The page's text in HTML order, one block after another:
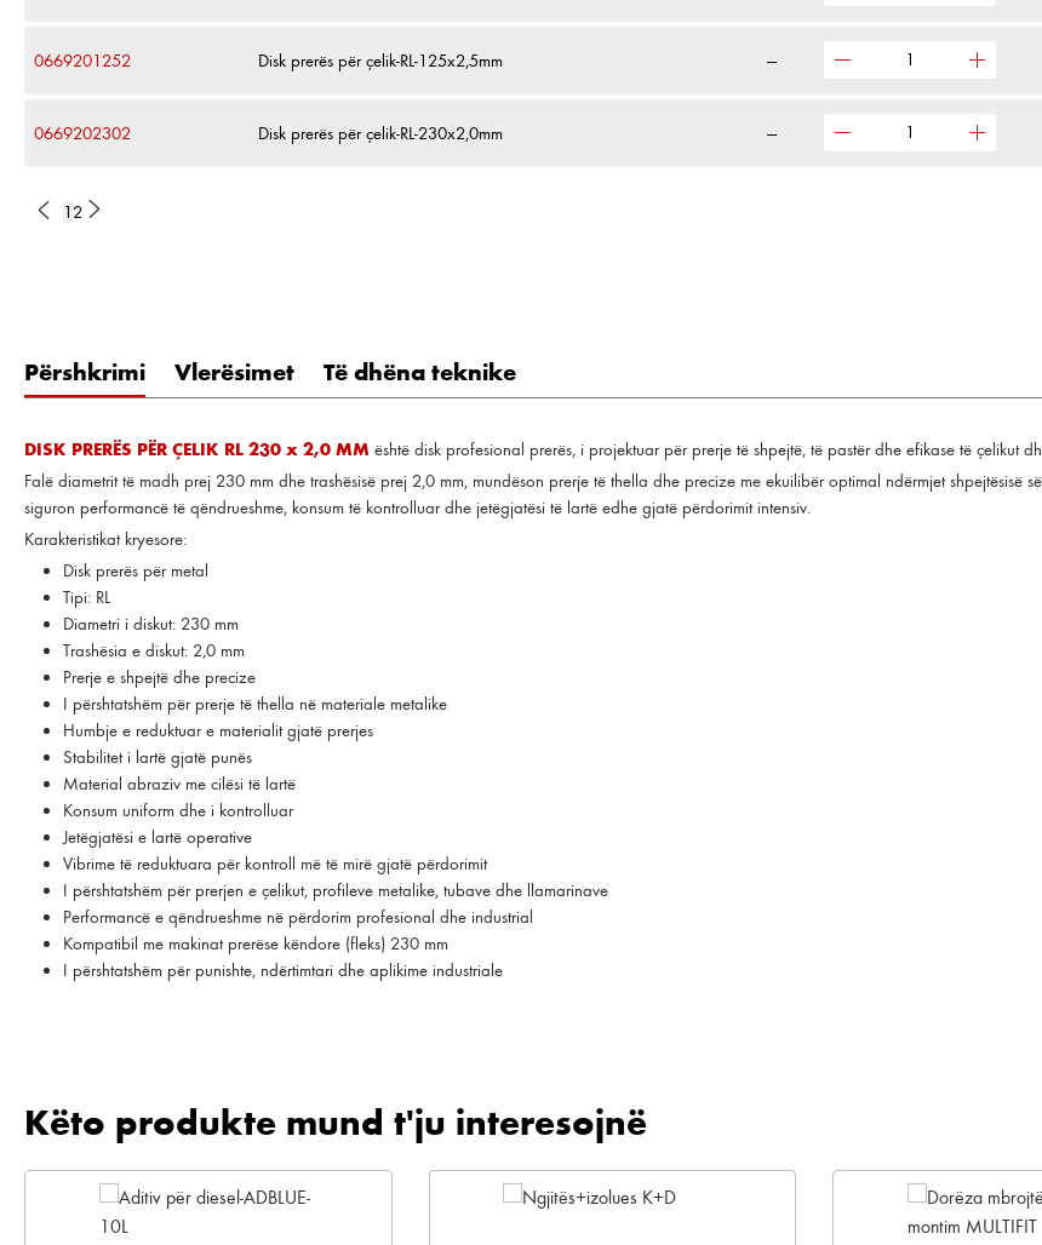
0669201252 Disk prerës për çelik-RL-125x2,5mm —
0669202302 Disk prerës për çelik-RL-230x2,0mm —
1 2
Përshkrimi Vlerësimet Të dhëna teknike
DISK PRERËS PËR ÇELIK RL 230 x 2,0 MM është disk profesional prerës, i projektuar për prerje të shpejtë, të pastër dhe efikase të çelikut
Falë diametrit të madh prej 230 mm dhe trashësisë prej 2,0 mm, mundëson prerje të thella dhe precize me ekuilibër optimal ndërmjet shpejtësisë
siguron performancë të qëndrueshme, konsum të kontrolluar dhe jetëgjatësi të lartë edhe gjatë përdorimit intensiv.
Karakteristikat kryesore:
Disk prerës për metal
Tipi: RL
Diametri i diskut: 230 mm
Trashësia e diskut: 2,0 mm
Prerje e shpejtë dhe precize
I përshtatshëm për prerje të thella në materiale metalike
Humbje e reduktuar e materialit gjatë prerjes
Stabilitet i lartë gjatë punës
Material abraziv me cilësi të lartë
Konsum uniform dhe i kontrolluar
Jetëgjatësi e lartë operative
Vibrime të reduktuara për kontroll më të mirë gjatë përdorimit
I përshtatshëm për prerjen e çelikut, profileve metalike, tubave dhe llamarinave
Performancë e qëndrueshme në përdorim profesional dhe industrial
Kompatibil me makinat prerëse këndore (fleks) 230 mm
I përshtatshëm për punishte, ndërtimtari dhe aplikime industriale
Kalo galerinë e produktit
Këto produkte mund t'ju interesojnë